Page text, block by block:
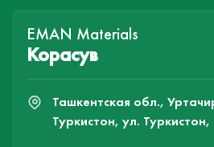
EMAN Materials
Корасув
Ташкентская обл.,
Туркистон, ул. Туркистон,